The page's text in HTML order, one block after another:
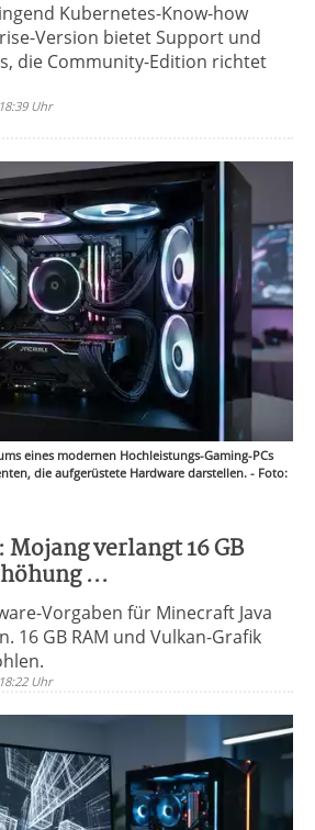
Kubernetes-Know-how
Version bietet Support und
die Community-Edition richtet
Uhr
eines modernen Hochleistungs-Gaming-PCs
die aufgerüstete Hardware darstellen. - Foto:
verlangt 16 GB
...
Vorgaben für Minecraft Java
16 GB RAM und Vulkan-Grafik
Uhr